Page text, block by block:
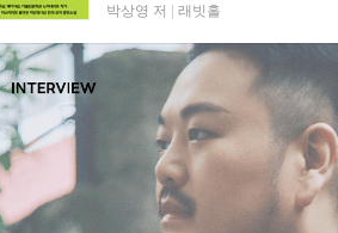
박상영 저 래빗홀